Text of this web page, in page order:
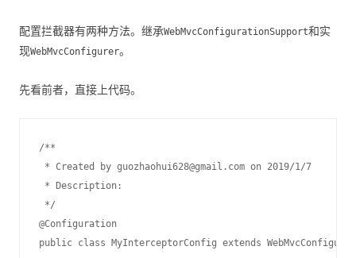
配置拦截器有两种方法。继承WebMvcConfigurationSupport和实
现WebMvcConfigurer。
先看前者，直接上代码。
/**
* Created by guozhaohui628@gmail.com on 2019/1/7
* Description:
*/
@Configuration
public class MyInterceptorConfig extends